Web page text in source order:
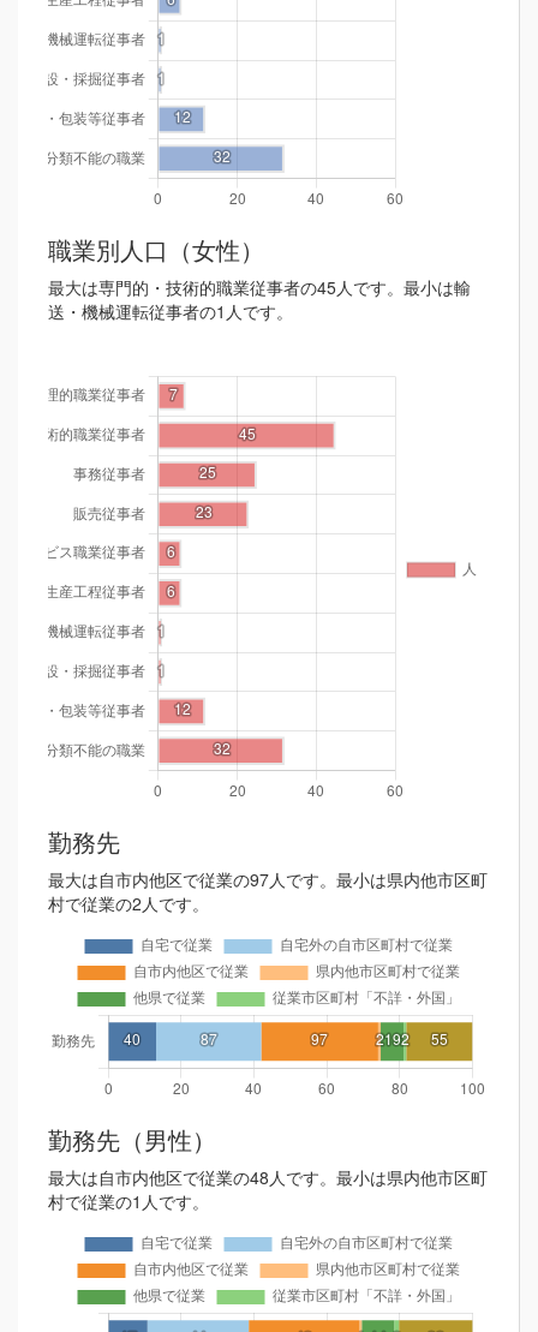
職業別人口（女性）
最大は専門的・技術的職業従事者の45人です。最小は輸
送・機械運転従事者の1人です。
勤務先
最大は自市内他区で従業の97人です。最小は県内他市区町
村で従業の2人です。
勤務先（男性）
最大は自市内他区で従業の48人です。最小は県内他市区町
村で従業の1人です。